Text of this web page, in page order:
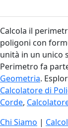
Calcola il
poligoni con
unità in un unico
Perimetro fa
Geometria.
Calcolatore di
Corde,
Chi Siamo |